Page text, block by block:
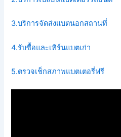
3.บริการจัดส่งแบตนอกสถานที่
4.รับซื้อและเทิร์นแบตเก่า
5.ตรวจเช็กสภาพแบตเตอรี่ฟรี